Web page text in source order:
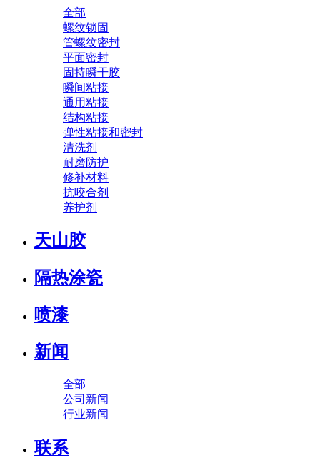
全部
螺纹锁固
管螺纹密封
平面密封
固持瞬干胶
瞬间粘接
通用粘接
结构粘接
弹性粘接和密封
清洗剂
耐磨防护
修补材料
抗咬合剂
养护剂
天山胶
隔热涂瓷
喷漆
新闻
全部
公司新闻
行业新闻
联系